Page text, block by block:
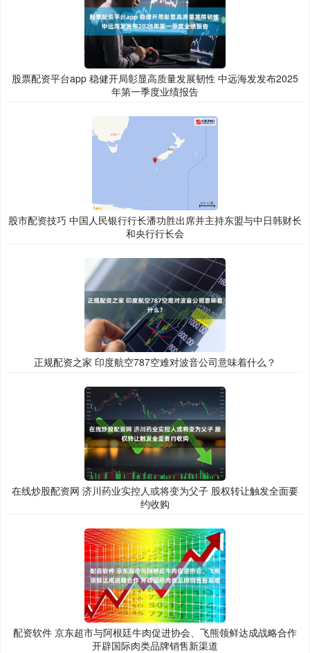
股票配资平台app 稳健开局彰显高质量发展韧性 中远海发发布2025
年第一季度业绩报告
股市配资技巧 中国人民银行行长潘功胜出席并主持东盟与中日韩财长
和央行行长会
正规配资之家 印度航空787空难对波音公司意味着什么？
在线炒股配资网 济川药业实控人或将变为父子 股权转让触发全面要
约收购
配资软件 京东超市与阿根廷牛肉促进协会、飞熊领鲜达成战略合作
开辟国际肉类品牌销售新渠道